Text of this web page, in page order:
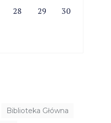
28 29
30
Biblioteka Główna